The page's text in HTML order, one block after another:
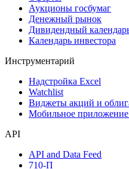
Календарь событий
Дефолты
Размещения
Оферты
Аукционы госбумаг
Денежный рынок
Календарь инвестора
Инструментарий
Надстройка Excel
Мобильное приложение